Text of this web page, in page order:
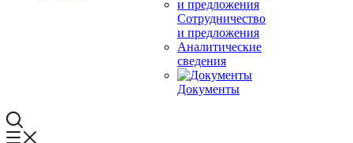
Сотрудничество
и предложения
Аналитические
сведения
Документы